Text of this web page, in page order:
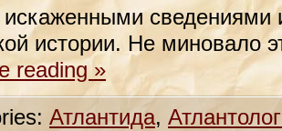
сведениями
истории. Не миновало
reading»
Атлантида,